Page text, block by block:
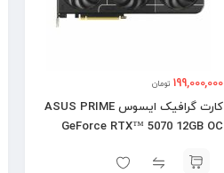
199,000,000 تومان
کارت گرافیک ایسوس ASUS PRIME
GeForce RTX™ 5070 12GB OC